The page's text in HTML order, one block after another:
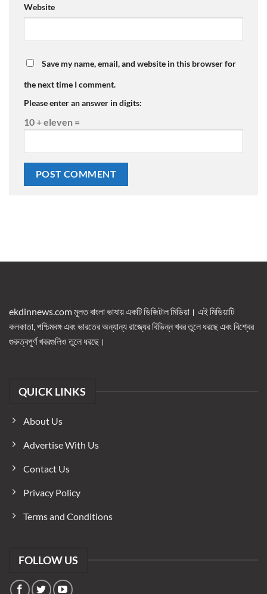
Website
Save my name, email, and website in this browser for
the next time I comment.
Please enter an answer in digits:
10 + eleven =
ekdinnews.com মূলত বাংলা ভাষায় একটি ডিজিটাল মিডিয়া। এই মিডিয়াটি
কলকাতা, পশ্চিমবঙ্গ এবং ভারতের অন্যান্য রাজ্যের বিভিন্ন খবর তুলে ধরছে এবং বিশ্বের
গুরুত্বপূর্ণ খবরগুলিও তুলে ধরছে।
QUICK LINKS
About Us
Advertise With Us
Contact Us
Privacy Policy
Terms and Conditions
FOLLOW US